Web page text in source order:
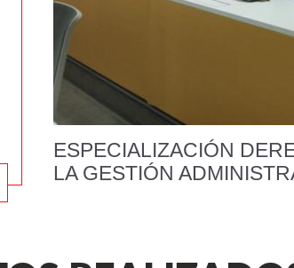
ESPECIALIZACIÓN
LA GESTIÓN